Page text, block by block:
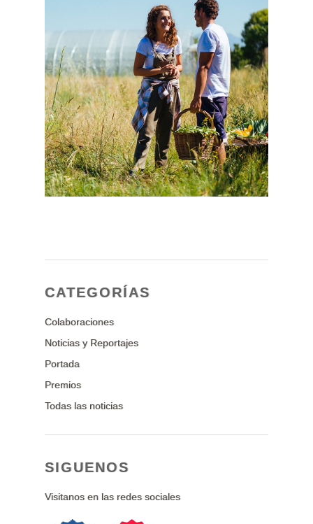
CATEGORÍAS
Colaboraciones
Noticias y Reportajes
Portada
Premios
Todas las noticias
SIGUENOS
Visitanos en las redes sociales